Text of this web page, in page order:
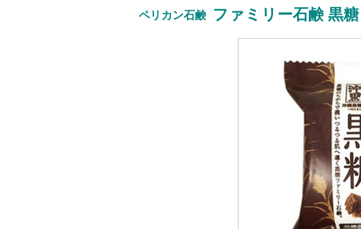
この商品の情報を見
ペリカン石鹸 ファミリー石鹸 黒糖